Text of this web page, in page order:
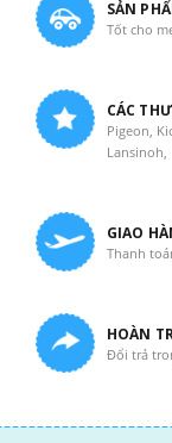
SẢN
Tốt cho
CÁC
Pigeon,
Lansinoh,
GIAO
Thanh
HOÀN
Đổi trả